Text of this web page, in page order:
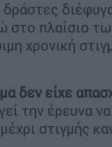
πλαίσιο
χρονική
δεν είχε
την έρευνα
στιγμής